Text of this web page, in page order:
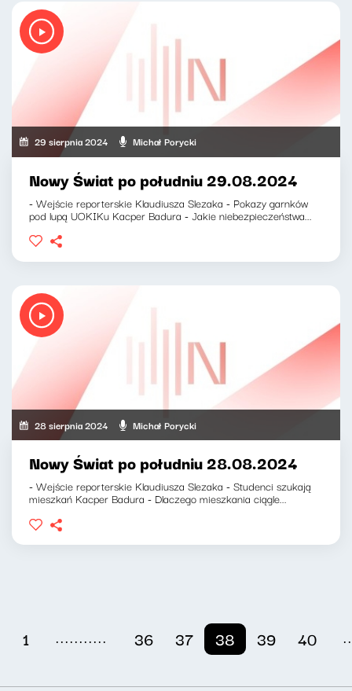
29 sierpnia 2024 Michał Porycki
Nowy Świat po południu 29.08.2024
- Wejście reporterskie Klaudiusza Slezaka - Pokazy garnków
pod lupą UOKIKu Kacper Badura - Jakie niebezpieczeństwa...
28 sierpnia 2024 Michał Porycki
Nowy Świat po południu 28.08.2024
- Wejście reporterskie Klaudiusza Slezaka - Studenci szukają
mieszkań Kacper Badura - Dlaczego mieszkania ciągle...
1 ........... 36 37 38 39 40